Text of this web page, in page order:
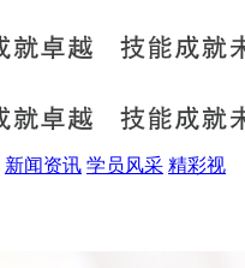
新闻资讯 学员风采 精彩视